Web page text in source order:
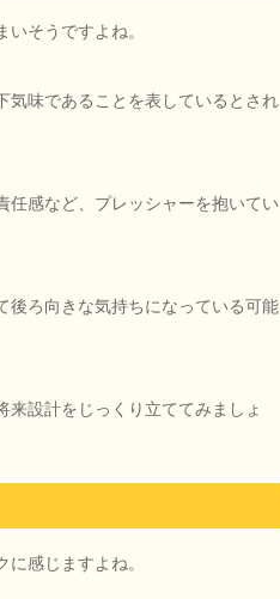
そうですよね。
気味であることを表しているとされ
任感など、プレッシャーを抱いてい
後ろ向きな気持ちになっている可能
来設計をじっくり立ててみましょ
感じますよね。